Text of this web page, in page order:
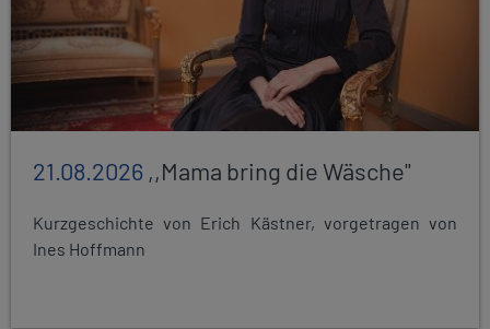
21.08.2026 ,,Mama bring die Wäsche"
Kurzgeschichte von Erich Kästner, vorgetragen von
Ines Hoffmann